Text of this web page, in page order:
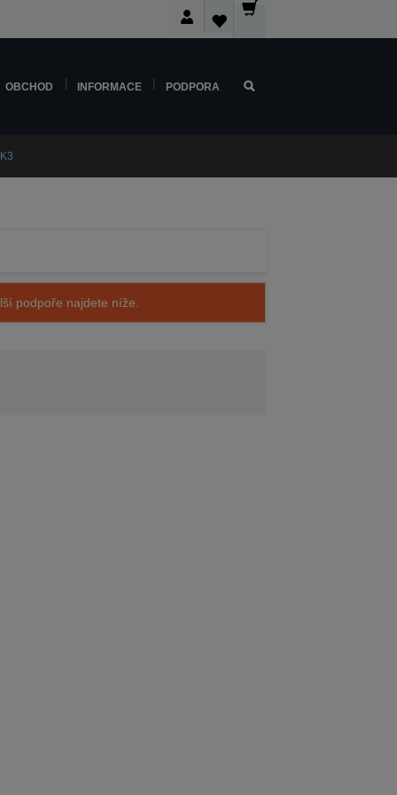
OBCHOD INFORMACE PODPORA
podpoře najdete níže.